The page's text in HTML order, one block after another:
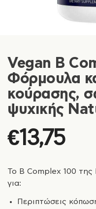
Vegan B
Φόρμουλα
κούρασης,
ψυχικής
€13,75
Το B Complex 100 της
για:
Περιπτώσεις